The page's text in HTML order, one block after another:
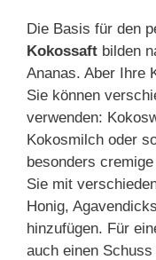
Die Basis für den
Kokossaft bilden
Ananas. Aber Ihre
Sie können
verwenden:
Kokosmilch oder
besonders
Sie mit
Honig,
hinzufügen. Für
auch einen